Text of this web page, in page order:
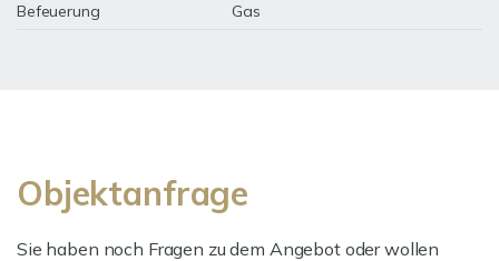
Befeuerung
Gas
Objektanfrage
Sie haben noch Fragen zu dem Angebot oder wollen